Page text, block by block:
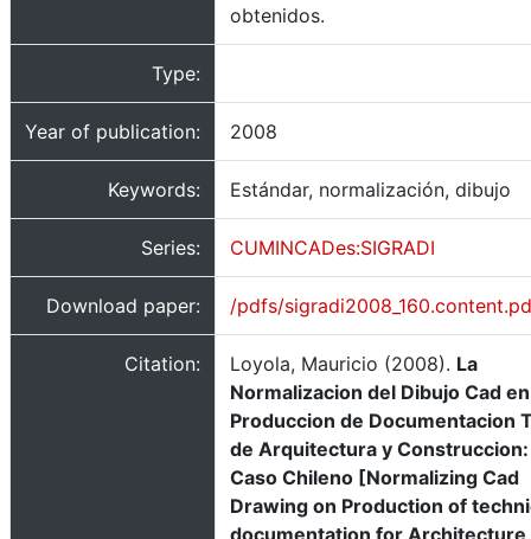
obtenidos.
Type:
Year of publication: 2008
Keywords: Estándar, normalización, dibujo
Series: CUMINCADes:SIGRADI
Download paper: /pdfs/
Citation: Loyola, Mauricio (2008). La
Normalizacion del Dibujo Cad
Produccion de Documentacion
de Arquitectura y Construccion:
Caso Chileno [Normalizing Cad
Drawing on Production of
documentation for Architecture